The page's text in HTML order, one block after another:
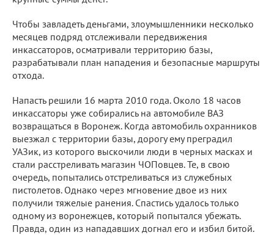
Чтобы завладеть деньгами, злоумышленники несколько
месяцев подряд отслеживали передвижения
инкассаторов, осматривали территорию базы,
разрабатывали план нападения и безопасные маршруты
отхода.
Напасть решили 16 марта 2010 года. Около 18 часов
инкассаторы уже собирались на автомобиле ВАЗ
возвращаться в Воронеж. Когда автомобиль охранников
выезжал с территории базы, дорогу ему преградил
УАЗик, из которого выскочили люди в черных масках и
стали расстреливать магазин ЧОПовцев. Те, в свою
очередь, попытались отстреливаться из служебных
пистолетов. Однако через мгновение двое из них
получили тяжелые ранения. Спастись удалось только
одному из воронежцев, который попытался убежать.
Правда, один из нападавших догнал его и избил битой.